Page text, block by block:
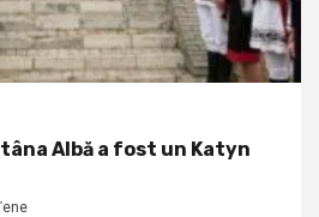
Albă a fost un Katyn